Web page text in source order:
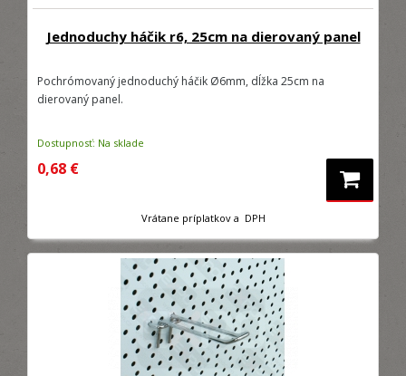
Jednoduchy háčik r6, 25cm na dierovaný panel
Pochrómovaný jednoduchý háčik Ø6mm, dĺžka 25cm na
dierovaný panel.
Dostupnosť: Na sklade
0,68 €
Vrátane príplatkov a DPH